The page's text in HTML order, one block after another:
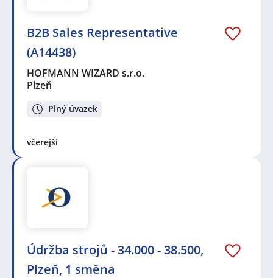
B2B Sales Representative
(A14438)
HOFMANN WIZARD s.r.o.
Plzeň
Plný úvazek
včerejší
Údržba strojů - 34.000 - 38.500,
Plzeň, 1 směna